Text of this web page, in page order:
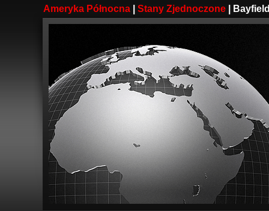
Ameryka Północna| Stany Zjednoczone|